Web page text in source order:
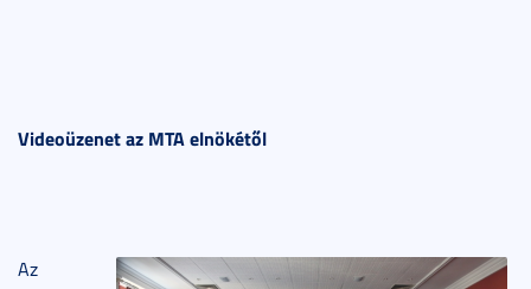
Videoüzenet az MTA elnökétől
Az